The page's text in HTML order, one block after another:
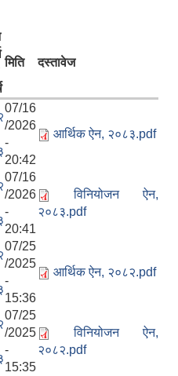
मिति दस्तावेज
07/16
/2026
-
20:42
आर्थिक ऐन, २०८३.pdf
07/16
/2026
-
20:41
विनियोजन ऐन,
२०८३.pdf
07/25
/2025
-
15:36
आर्थिक ऐन, २०८२.pdf
07/25
/2025
-
15:35
विनियोजन ऐन,
२०८२.pdf